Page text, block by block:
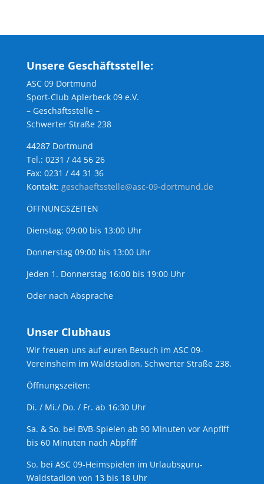
Unsere Geschäftsstelle:
ASC 09 Dortmund
Sport-Club Aplerbeck 09 e.V.
– Geschäftsstelle –
Schwerter Straße 238
44287 Dortmund
Tel.: 0231 / 44 56 26
Fax: 0231 / 44 31 36
Kontakt: geschaeftsstelle@asc-09-dortmund.de
ÖFFNUNGSZEITEN
Dienstag: 09:00 bis 13:00 Uhr
Donnerstag 09:00 bis 13:00 Uhr
Jeden 1. Donnerstag 16:00 bis 19:00 Uhr
Oder nach Absprache
Unser Clubhaus
Wir freuen uns auf euren Besuch im ASC 09-
Vereinsheim im Waldstadion, Schwerter Straße 238.
Öffnungszeiten:
Di. / Mi./ Do. / Fr. ab 16:30 Uhr
Sa. & So. bei BVB-Spielen ab 90 Minuten vor Anpfiff
bis 60 Minuten nach Abpfiff
So. bei ASC 09-Heimspielen im Urlaubsguru-
Waldstadion von 13 bis 18 Uhr